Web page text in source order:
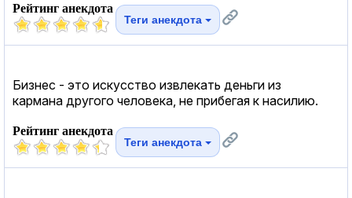
Рейтинг анекдота
Теги анекдота
Бизнес - это искусство извлекать деньги из
кармана другого человека, не прибегая к насилию.
Рейтинг анекдота
Теги анекдота